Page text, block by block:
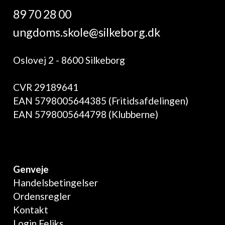
89 70 28 00
ungdoms.skole@silkeborg.dk
Oslovej 2 - 8600 Silkeborg
CVR 29189641
EAN 5798005644385 (Fritidsafdelingen)
EAN 5798005644798 (Klubberne)
Genveje
Handelsbetingelser
Ordensregler
Kontakt